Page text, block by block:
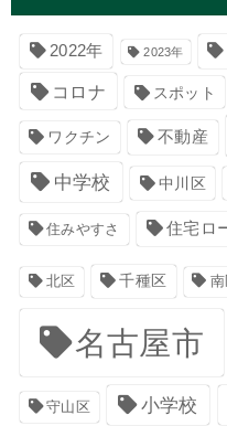
2022年 2023年
コロナ スポット
ワクチン 不動産
中学校 中川区
住みやすさ 住宅ロ
北区 千種区 南
名古屋市
守山区 小学校